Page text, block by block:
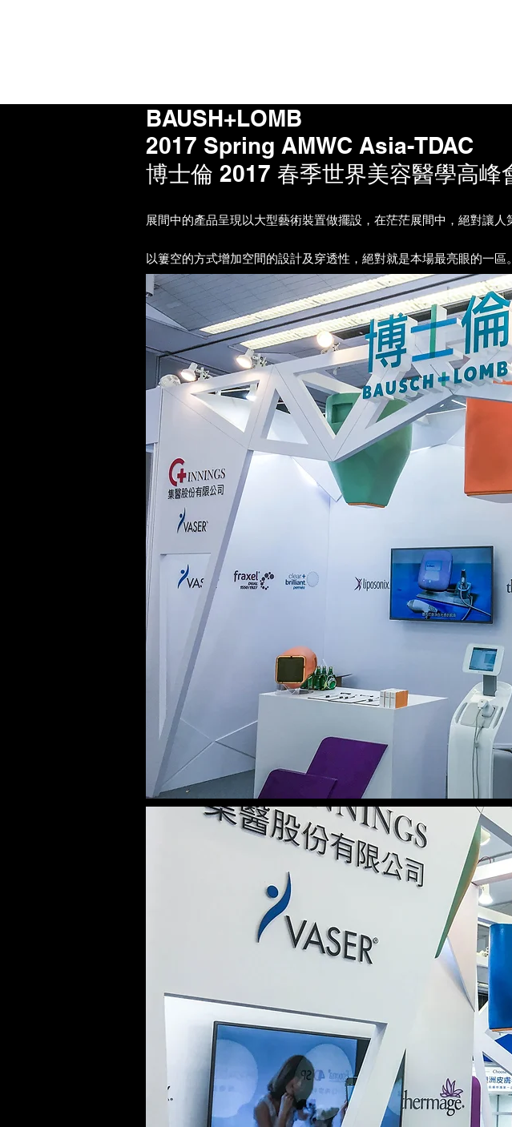
BAUSH+LOMB
2017 Spring AMWC Asia-TDAC
博士倫 2017 春季世界美容醫學高峰
展間中的產品呈現以大型藝術裝置做擺設，在茫茫展間中，絕對讓人
以簍空的方式增加空間的設計及穿透性，絕對就是本場最亮眼的一區。